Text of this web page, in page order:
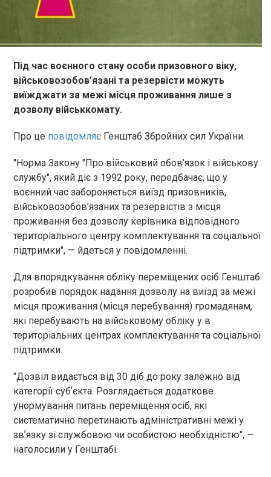
Під час воєнного стану особи призовного віку,
військовозобов’язані та резервісти можуть
виїжджати за межі місця проживання лише з
дозволу військкомату.
Про це повідомляє Генштаб Збройних сил України.
"Норма Закону "Про військовий обов’язок і військову
службу", який діє з 1992 року, передбачає, що у
воєнний час забороняється виїзд призовників,
військовозобов’язаних та резервістів з місця
проживання без дозволу керівника відповідного
територіального центру комплектування та соціальної
підтримки", — йдеться у повідомленні.
Для впорядкування обліку переміщених осіб Генштаб
розробив порядок надання дозволу на виїзд за межі
місця проживання (місця перебування) громадянам,
які перебувають на військовому обліку у в
територіальних центрах комплектування та соціальної
підтримки.
"Дозвіл видається від 30 діб до року залежно від
категорії субʼєкта. Розглядається додаткове
унормування питань переміщення осіб, які
систематично перетинають адміністративні межі у
звʼязку зі службовою чи особистою необхідністю", —
наголосили у Генштабі.